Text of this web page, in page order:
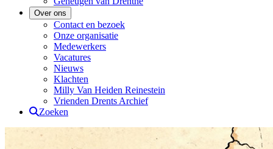
Over ons
Contact en bezoek
Onze organisatie
Medewerkers
Vacatures
Nieuws
Klachten
Milly Van Heiden Reinestein
Vrienden Drents Archief
Zoeken
Drents Archief